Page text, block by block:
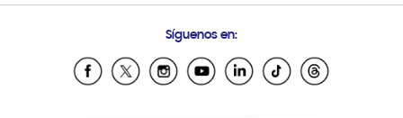
Samsung Ecuador
Samsung El Salvador
Síguenos en: